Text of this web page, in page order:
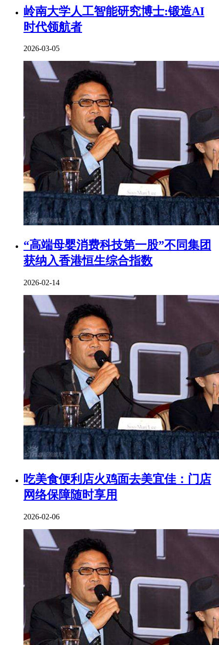
岭南大学人工智能研究博士:锻造AI
时代领航者
2026-03-05
“高端母婴消费科技第一股”不同集团
获纳入香港恒生综合指数
2026-02-14
吃美食便利店火鸡面去美宜佳：门店
网络保障随时享用
2026-02-06